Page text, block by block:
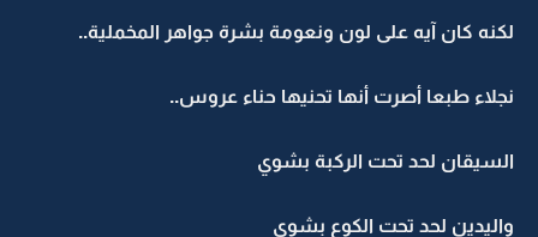
لكنه كان آيه على لون ونعومة بشرة جواهر المخملية..
نجلاء طبعا أصرت أنها تحنيها حناء عروس..
السيقان لحد تحت الركبة بشوي
واليدين لحد تحت الكوع بشوي